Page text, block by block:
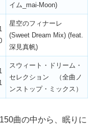
イム_mai-Moon)
星空のフィナーレ
(Sweet Dream Mix) (feat.
深見真帆)
スウィート・ドリーム・
セレクション （全曲ノ
ンストップ・ミックス）
曲の中から、眠りに